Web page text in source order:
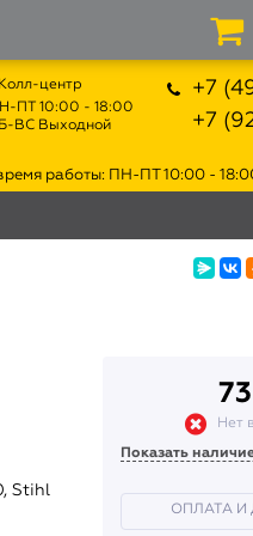
Stihl
73
Нет
Показать
ОПЛАТА И
Колл-центр
ПТ 10:00 - 18:00
ВС Выходной
+7
+7
работы: ПН-ПТ 10:00 -